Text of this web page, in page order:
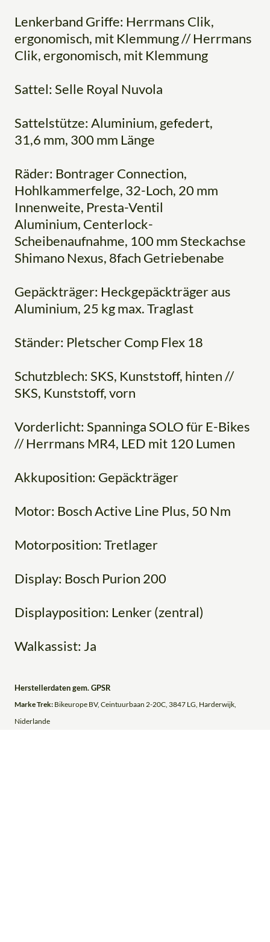
Lenkerband Griffe: Herrmans Clik,
ergonomisch, mit Klemmung // Herrmans
Clik, ergonomisch, mit Klemmung
Sattel: Selle Royal Nuvola
Sattelstütze: Aluminium, gefedert,
31,6 mm, 300 mm Länge
Räder: Bontrager Connection,
Hohlkammerfelge, 32-Loch, 20 mm
Innenweite, Presta-Ventil
Aluminium, Centerlock-
Scheibenaufnahme, 100 mm Steckachse
Shimano Nexus, 8fach Getriebenabe
Gepäckträger: Heckgepäckträger aus
Aluminium, 25 kg max. Traglast
Ständer: Pletscher Comp Flex 18
Schutzblech: SKS, Kunststoff, hinten //
SKS, Kunststoff, vorn
Vorderlicht: Spanninga SOLO für E-Bikes
// Herrmans MR4, LED mit 120 Lumen
Akkuposition: Gepäckträger
Motor: Bosch Active Line Plus, 50 Nm
Motorposition: Tretlager
Display: Bosch Purion 200
Displayposition: Lenker (zentral)
Walkassist: Ja
Herstellerdaten gem. GPSR
Marke Trek: Bikeurope BV, Ceintuurbaan 2-20C, 3847 LG, Harderwijk,
Niderlande